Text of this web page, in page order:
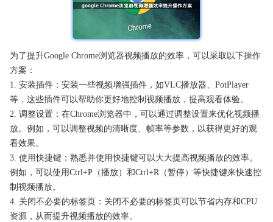
为了提升Google Chrome浏览器视频播放的效率，可以采取以下操作
方案：
1. 安装插件：安装一些视频增强插件，如VLC播放器、PotPlayer
等，这些插件可以帮助你更好地控制视频播放，提高观看体验。
2. 调整设置：在Chrome浏览器中，可以通过调整设置来优化视频播
放。例如，可以调整视频的清晰度、帧率等参数，以获得更好的观
看效果。
3. 使用快捷键：熟悉并使用快捷键可以大大提高视频播放的效率。
例如，可以使用Ctrl+P（播放）和Ctrl+R（暂停）等快捷键来快速控
制视频播放。
4. 关闭不必要的标签页：关闭不必要的标签页可以节省内存和CPU
资源，从而提升视频播放的效率。